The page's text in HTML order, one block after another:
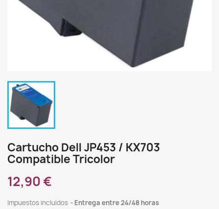
Cartucho Dell JP453 / KX703
Compatible Tricolor
12,90 €
Impuestos incluidos Entrega entre 24/48 horas